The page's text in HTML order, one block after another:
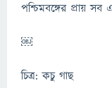
পশ্চিমবঙ্গের প্রায়
￼
চিত্র: কচু গাছ